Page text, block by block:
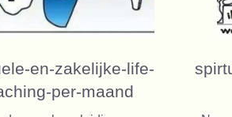
en-zakelijke-life-
per-maand